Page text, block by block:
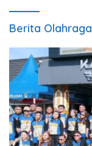
Berita Olahraga